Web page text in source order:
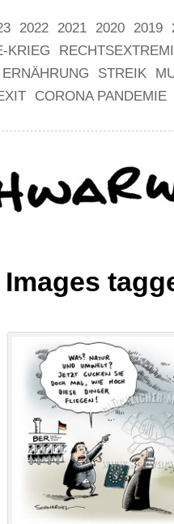
2022 2021 2020 2019
KRIEG
STREIK
CORONA PANDEMIE
Images